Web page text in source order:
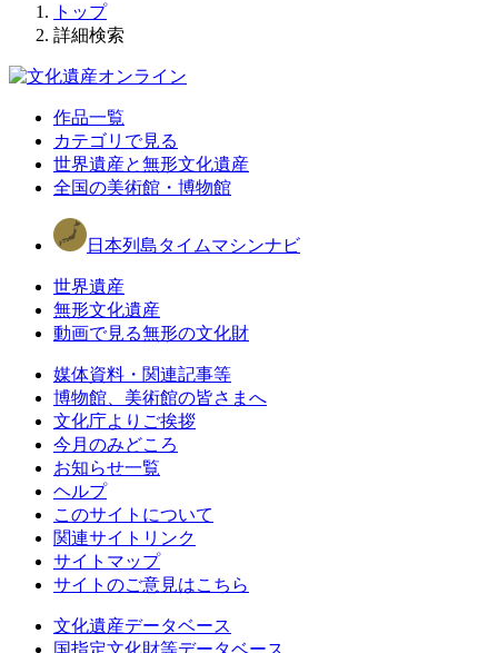
トップ
詳細検索
作品一覧
カテゴリで見る
世界遺産と無形文化遺産
全国の美術館・博物館
日本列島タイムマシンナビ
世界遺産
無形文化遺産
動画で見る無形の文化財
媒体資料・関連記事等
博物館、美術館の皆さまへ
文化庁よりご挨拶
今月のみどころ
お知らせ一覧
ヘルプ
このサイトについて
関連サイトリンク
サイトマップ
サイトのご意見はこちら
文化遺産データベース
国指定文化財等データベース